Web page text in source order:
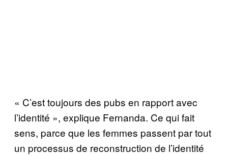
« C’est toujours des pubs en rapport avec
l’identité », explique Fernanda. Ce qui fait
sens, parce que les femmes passent par tout
un processus de reconstruction de l’identité